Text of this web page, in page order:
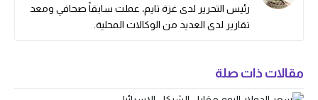
رئيس التحرير لدى غزة تايم، عملت سابقاً صحافي ومعد
تقارير لدى العديد من الوكالات المحلية.
مقالات ذات صلة